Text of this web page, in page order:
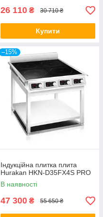
26 110 ₴ 30 710 ₴
Купити
–15%
Індукційна плитка плита
Hurakan HKN-D35FX4S PRO
В наявності
47 300 ₴ 55 650 ₴